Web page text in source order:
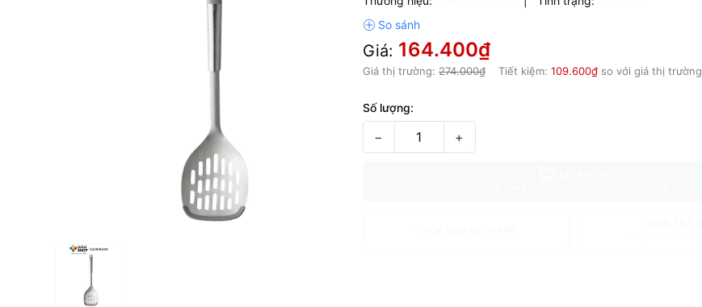
Giá: 164.400₫
Giá thị trường: 274.000₫ Tiết kiệm: 109.600₫so với giá thị trường
Số lượng:
− +